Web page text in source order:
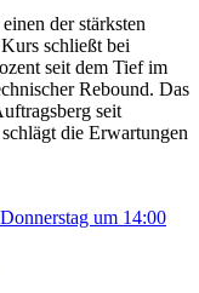
der stärksten
schließt bei
seit dem Tief im
Rebound. Das
seit
die Erwartungen